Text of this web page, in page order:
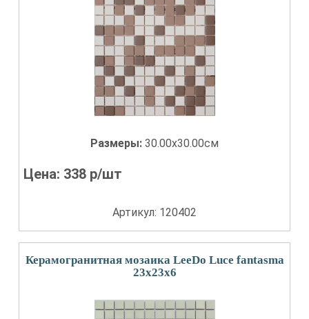
Размеры: 30.00x30.00см
Цена: 338 р/шт
Артикул: 120402
Керамогранитная мозаика LeeDo Luce fantasma
23x23x6